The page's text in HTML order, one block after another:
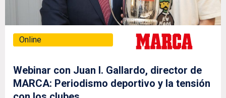
Online
Webinar con Juan I. Gallardo, director de
MARCA: Periodismo deportivo y la tensión